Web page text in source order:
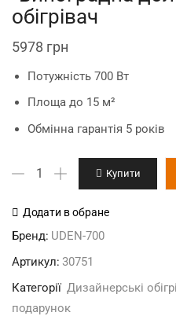
обігрівач
5978 грн
Потужність 700 Вт
Площа до 15 м²
Обмінна гарантія 5 років
"Виноградна
дизайн-
обігрівач
Купити
Додати в обране
Бренд: UDEN-700
Артикул: 30751
Категорії Дизайнерські
подарунок